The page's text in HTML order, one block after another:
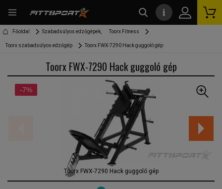
Főoldal Szabadsúlyos edzőgépek, Toorx Fitness
Toorx szabadsúlyos edzőgép Toorx FWX-7290 Hack guggoló gép
Toorx FWX-7290 Hack guggoló gép
-7%
Toorx FWX-7290 Hack guggoló gép
i
kereső